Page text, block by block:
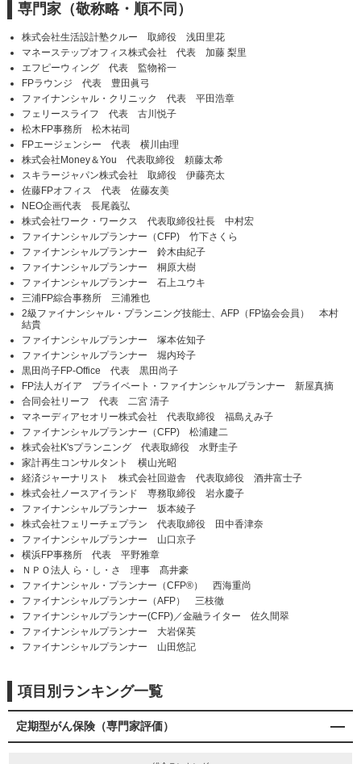
専門家（敬称略・順不同）
株式会社生活設計塾クルー 取締役 浅田里花
マネーステップオフィス株式会社 代表 加藤 梨里
エフピーウィング 代表 監物裕一
FPラウンジ 代表 豊田眞弓
ファイナンシャル・クリニック 代表 平田浩章
フェリースライフ 代表 古川悦子
松木FP事務所 松木祐司
FPエージェンシー 代表 横川由理
株式会社Money＆You 代表取締役 頼藤太希
スキラージャパン株式会社 取締役 伊藤亮太
佐藤FPオフィス 代表 佐藤友美
NEO企画代表 長尾義弘
株式会社ワーク・ワークス 代表取締役社長 中村宏
ファイナンシャルプランナー（CFP) 竹下さくら
ファイナンシャルプランナー 鈴木由紀子
ファイナンシャルプランナー 桐原大樹
ファイナンシャルプランナー 石上ユウキ
三浦FP綜合事務所 三浦雅也
2級ファイナンシャル・プランニング技能士、AFP（FP協会会員） 本村
結貴
ファイナンシャルプランナー 塚本佐知子
ファイナンシャルプランナー 堀内玲子
黒田尚子FP-Office 代表 黒田尚子
FP法人ガイア プライベート・ファイナンシャルプランナー 新屋真摘
合同会社リーフ 代表 二宮 清子
マネーディアセオリー株式会社 代表取締役 福島えみ子
ファイナンシャルプランナー（CFP) 松浦建二
株式会社K'sプランニング 代表取締役 水野圭子
家計再生コンサルタント 横山光昭
経済ジャーナリスト 株式会社回遊舎 代表取締役 酒井富士子
株式会社ノースアイランド 専務取締役 岩永慶子
ファイナンシャルプランナー 坂本綾子
株式会社フェリーチェプラン 代表取締役 田中香津奈
ファイナンシャルプランナー 山口京子
横浜FP事務所 代表 平野雅章
ＮＰＯ法人 ら・し・さ 理事 髙井豪
ファイナンシャル・プランナー（CFP®） 西海重尚
ファイナンシャルプランナー（AFP） 三枝徹
ファイナンシャルプランナー(CFP)／金融ライター 佐久間翠
ファイナンシャルプランナー 大岩保英
ファイナンシャルプランナー 山田悠記
項目別ランキング一覧
定期型がん保険（専門家評価）